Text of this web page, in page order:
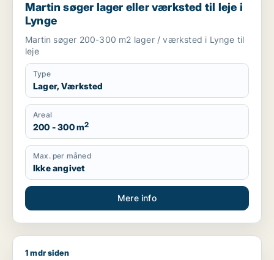
Martin søger lager eller værksted til leje i
Lynge
Martin søger 200-300 m2 lager / værksted i Lynge til
leje
Type
Lager, Værksted
Areal
200 - 300 m2
Max. per måned
Ikke angivet
Mere info
Jesper søger butik, showroom eller produktionslokaler til
1 mdr siden